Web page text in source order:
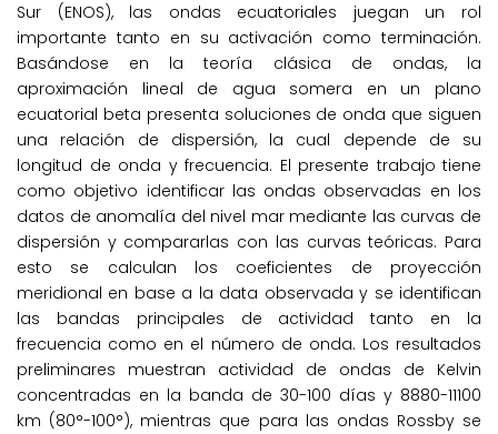
Sur (ENOS), las ondas ecuatoriales juegan un rol
importante tanto en su activación como terminación.
Basándose en la teoría clásica de ondas, la
aproximación lineal de agua somera en un plano
ecuatorial beta presenta soluciones de onda que siguen
una relación de dispersión, la cual depende de su
longitud de onda y frecuencia. El presente trabajo tiene
como objetivo identificar las ondas observadas en los
datos de anomalía del nivel mar mediante las curvas de
dispersión y compararlas con las curvas teóricas. Para
esto se calculan los coeficientes de proyección
meridional en base a la data observada y se identifican
las bandas principales de actividad tanto en la
frecuencia como en el número de onda. Los resultados
preliminares muestran actividad de ondas de Kelvin
concentradas en la banda de 30-100 días y 8880-11100
km (80°-100°), mientras que para las ondas Rossby se